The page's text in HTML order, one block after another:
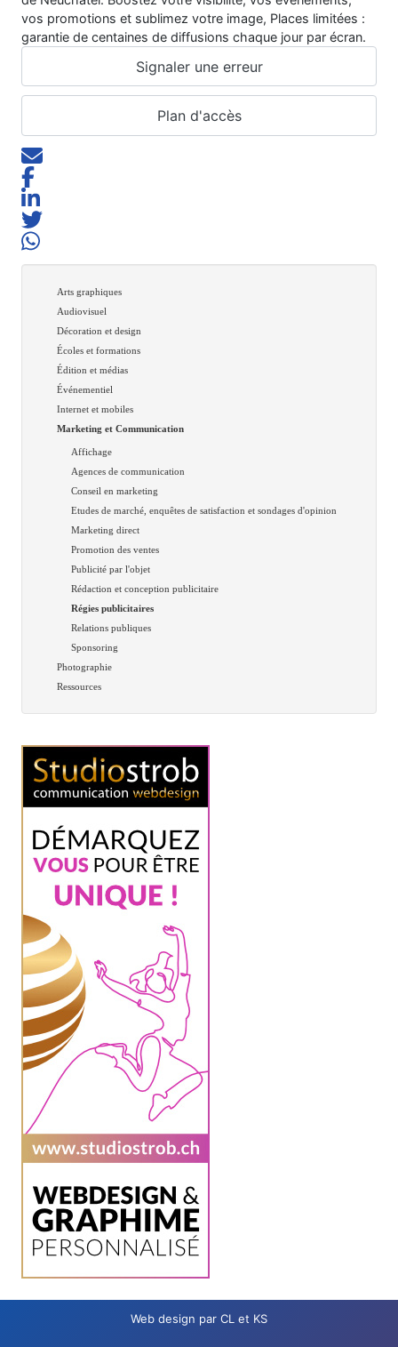
vos promotions et sublimez votre image, Places limitées :
garantie de centaines de diffusions chaque jour par écran.
Signaler une erreur
Plan d'accès
Arts graphiques
Audiovisuel
Décoration et design
Écoles et formations
Édition et médias
Événementiel
Internet et mobiles
Marketing et Communication
Affichage
Agences de communication
Conseil en marketing
Etudes de marché, enquêtes de satisfaction et sondages d'opinion
Marketing direct
Promotion des ventes
Publicité par l'objet
Rédaction et conception publicitaire
Régies publicitaires
Relations publiques
Sponsoring
Photographie
Ressources
Web design par CL et KS